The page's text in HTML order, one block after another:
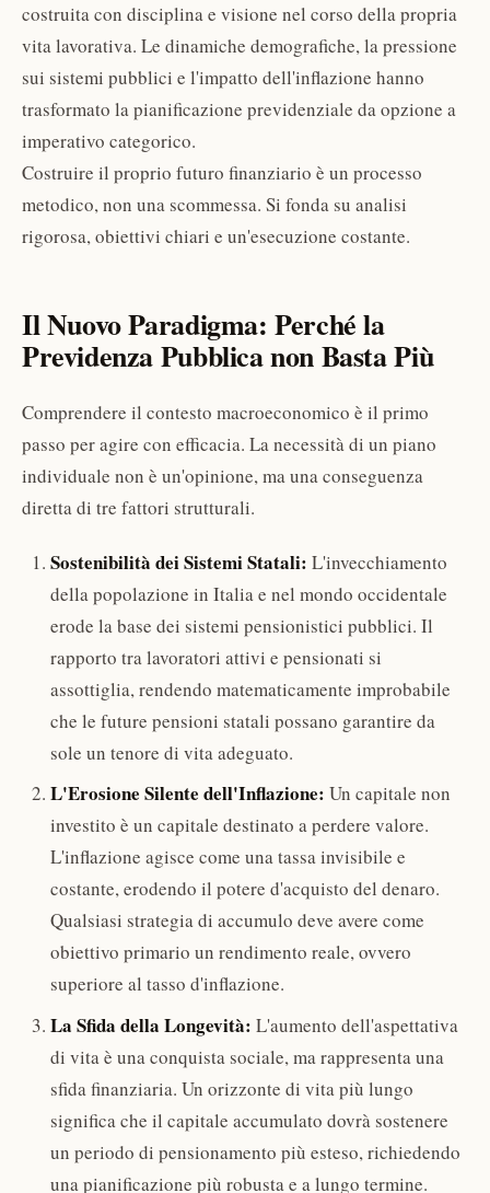
costruita con disciplina e visione nel corso della propria
vita lavorativa. Le dinamiche demografiche, la pressione
sui sistemi pubblici e l'impatto dell'inflazione hanno
trasformato la pianificazione previdenziale da opzione a
imperativo categorico.
Costruire il proprio futuro finanziario è un processo
metodico, non una scommessa. Si fonda su analisi
rigorosa, obiettivi chiari e un'esecuzione costante.
Il Nuovo Paradigma: Perché la
Previdenza Pubblica non Basta Più
Comprendere il contesto macroeconomico è il primo
passo per agire con efficacia. La necessità di un piano
individuale non è un'opinione, ma una conseguenza
diretta di tre fattori strutturali.
Sostenibilità dei Sistemi Statali: L'invecchiamento
della popolazione in Italia e nel mondo occidentale
erode la base dei sistemi pensionistici pubblici. Il
rapporto tra lavoratori attivi e pensionati si
assottiglia, rendendo matematicamente improbabile
che le future pensioni statali possano garantire da
sole un tenore di vita adeguato.
L'Erosione Silente dell'Inflazione: Un capitale non
investito è un capitale destinato a perdere valore.
L'inflazione agisce come una tassa invisibile e
costante, erodendo il potere d'acquisto del denaro.
Qualsiasi strategia di accumulo deve avere come
obiettivo primario un rendimento reale, ovvero
superiore al tasso d'inflazione.
La Sfida della Longevità: L'aumento dell'aspettativa
di vita è una conquista sociale, ma rappresenta una
sfida finanziaria. Un orizzonte di vita più lungo
significa che il capitale accumulato dovrà sostenere
un periodo di pensionamento più esteso, richiedendo
una pianificazione più robusta e a lungo termine.